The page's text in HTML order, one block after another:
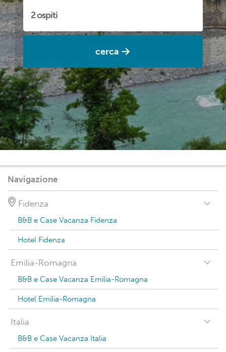
cerca
Navigazione
Fidenza
B&B e Case Vacanza Fidenza
Hotel Fidenza
Emilia-Romagna
B&B e Case Vacanza Emilia-Romagna
Hotel Emilia-Romagna
Italia
B&B e Case Vacanza Italia